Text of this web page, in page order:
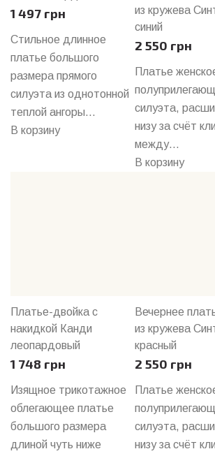
1 497 грн
Стильное длинное
платье большого
размера прямого
силуэта из однотонной
теплой ангоры...
В корзину
из кружева
синий
2 550 грн
Платье
силуэта,
низу за счёт
между...
В корзину
Платье-двойка с
накидкой Канди
леопардовый
1 748 грн
Изящное трикотажное
облегающее платье
большого размера
длиной чуть ниже
Вечернее
из кружева
красный
2 550 грн
Платье
силуэта,
низу за счёт